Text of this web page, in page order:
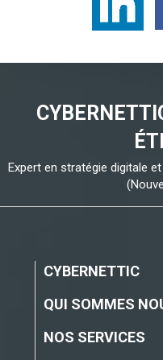
Expert en stratégie digitale
CYBERNETTIC
QUI SOMMES
NOS SERVICES